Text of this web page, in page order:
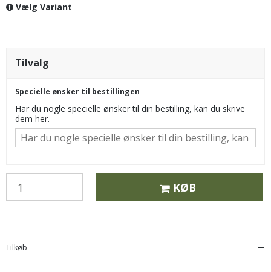
Vælg Variant
Tilvalg
Specielle ønsker til bestillingen
Har du nogle specielle ønsker til din bestilling, kan du skrive
dem her.
KØB
Tilkøb